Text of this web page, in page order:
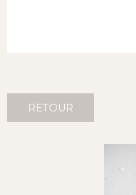
RETOUR